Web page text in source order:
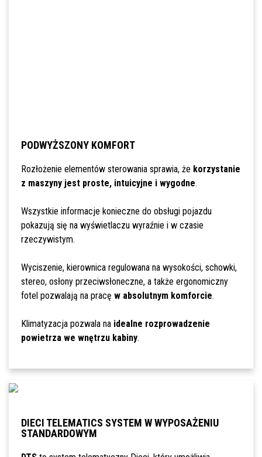
PODWYŻSZONY KOMFORT
Rozłożenie elementów sterowania sprawia, że korzystanie
z maszyny jest proste, intuicyjne i wygodne.
Wszystkie informacje konieczne do obsługi pojazdu
pokazują się na wyświetlaczu wyraźnie i w czasie
rzeczywistym.
Wyciszenie, kierownica regulowana na wysokości, schowki,
stereo, osłony przeciwsłoneczne, a także ergonomiczny
fotel pozwalają na pracę w absolutnym komforcie.
Klimatyzacja pozwala na idealne rozprowadzenie
powietrza we wnętrzu kabiny.
DIECI TELEMATICS SYSTEM W WYPOSAŻENIU
STANDARDOWYM